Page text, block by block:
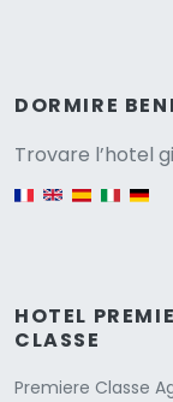
DORMIRE
Trovare l’hotel
HOTEL
CLASSE
Premiere Classe